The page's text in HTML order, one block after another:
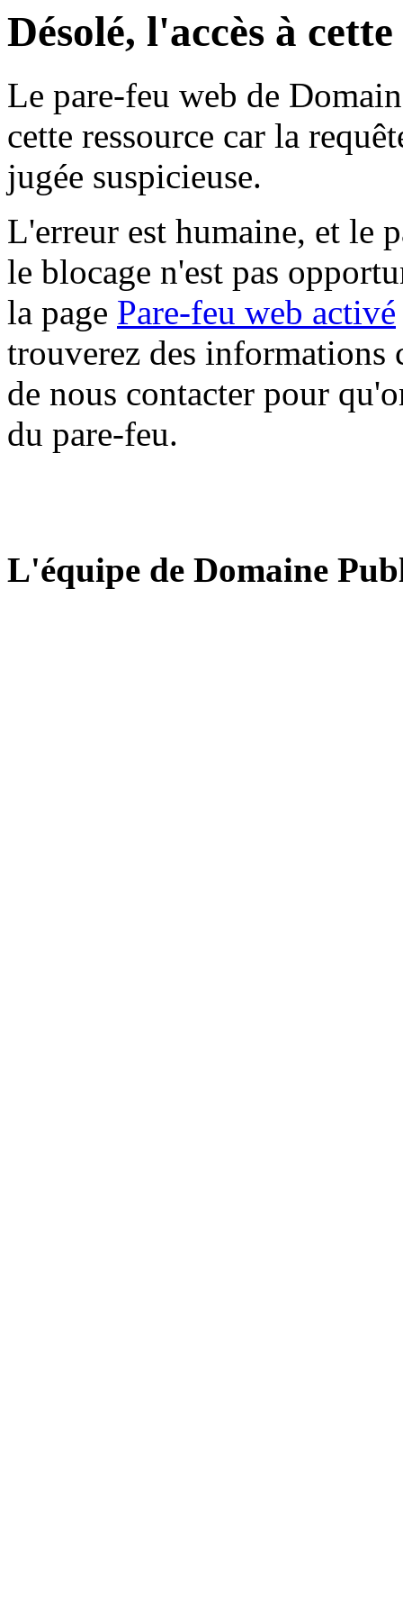
Désolé, l'accès à
Le pare-feu web de
cette ressource car la
jugée suspicieuse.
L'erreur est humaine, et le
le blocage n'est pas
la page Pare-feu web activé
trouverez des informations
de nous contacter pour
du pare-feu.
L'équipe de Domaine